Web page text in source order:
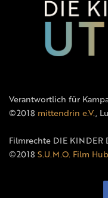
Verantwortlich für
©2018 mittendrin e.V.,
Filmrechte DIE KINDER
©2018 S.U.M.O. Film